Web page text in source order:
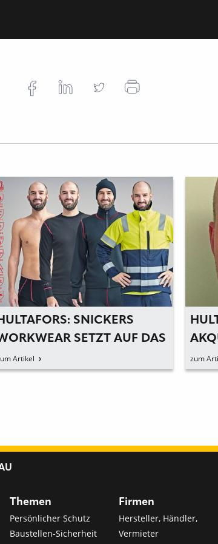
SNICKERS
SETZT AUF DAS
Artikel zum
Themen
Persönlicher Schutz
Baustellen-Sicherheit
Firmen
Hersteller, Händler,
Vermieter